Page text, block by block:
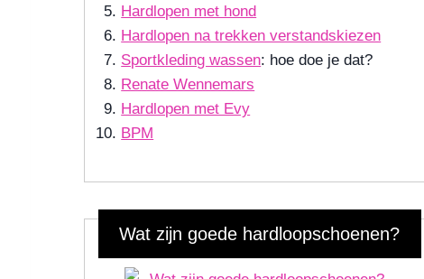
Hardlopen met hond
Hardlopen na trekken verstandskiezen
Sportkleding wassen: hoe doe je dat?
Renate Wennemars
Hardlopen met Evy
BPM
Wat zijn goede hardloopschoenen?